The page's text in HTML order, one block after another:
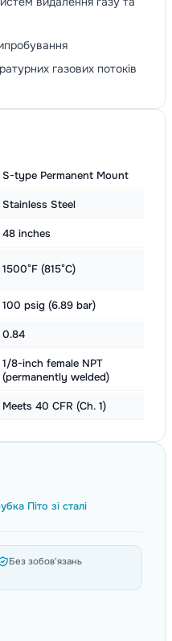
газових потоків
S-type Permanent Mount
Stainless Steel
48 inches
1500°F (815°C)
100 psig (6.89 bar)
0.84
1/8-inch female NPT
(permanently welded)
Meets 40 CFR (Ch. 1)
Піто зі сталі
Без зобов'язань